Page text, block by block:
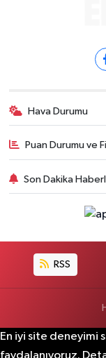
Hava Durumu
Puan Durumu ve
Son Dakika
RSS
En iyi site deneyimi
faydalanıyoruz.